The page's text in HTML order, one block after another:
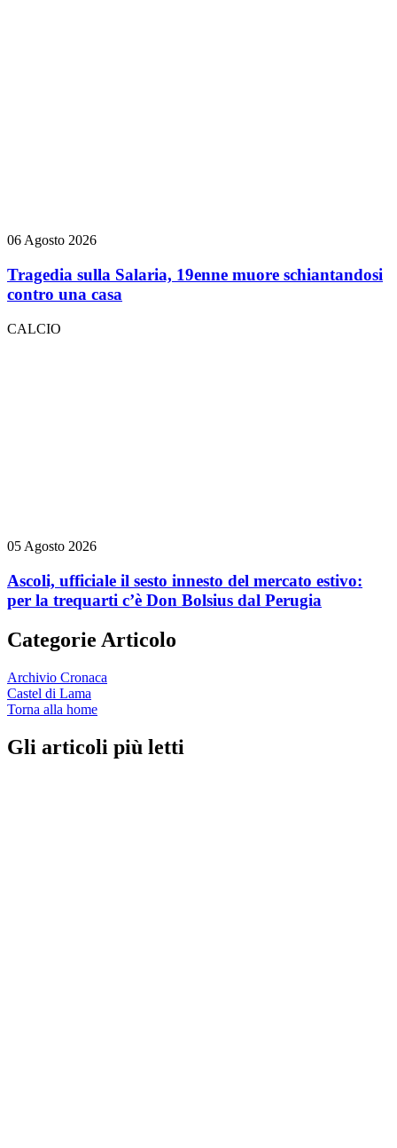
06 Agosto 2026
Tragedia sulla Salaria, 19enne muore schiantandosi
contro una casa
CALCIO
05 Agosto 2026
Ascoli, ufficiale il sesto innesto del mercato estivo:
per la trequarti c’è Don Bolsius dal Perugia
Categorie Articolo
Archivio Cronaca
Castel di Lama
Torna alla home
Gli articoli più letti